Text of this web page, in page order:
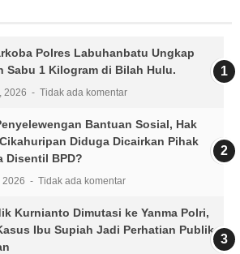
Polres Labuhanbatu Ungkap
Sabu 1 Kilogram di Bilah Hulu.
2026 Tidak ada komentar
Bantuan Sosial, Hak
Diduga Dicairkan Pihak
Disentil BPD?
2026 Tidak ada komentar
Kurnianto Dimutasi ke Yanma Polri,
Ibu Supiah Jadi Perhatian Publik